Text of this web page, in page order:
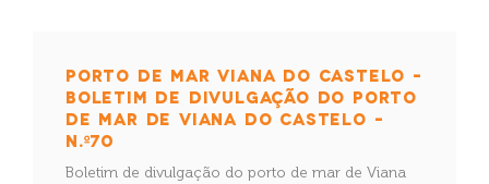
PORTO DE MAR VIANA DO CASTELO –
BOLETIM DE DIVULGAÇÃO DO PORTO
DE MAR DE VIANA DO CASTELO –
N.º70
Boletim de divulgação do porto de mar de Viana